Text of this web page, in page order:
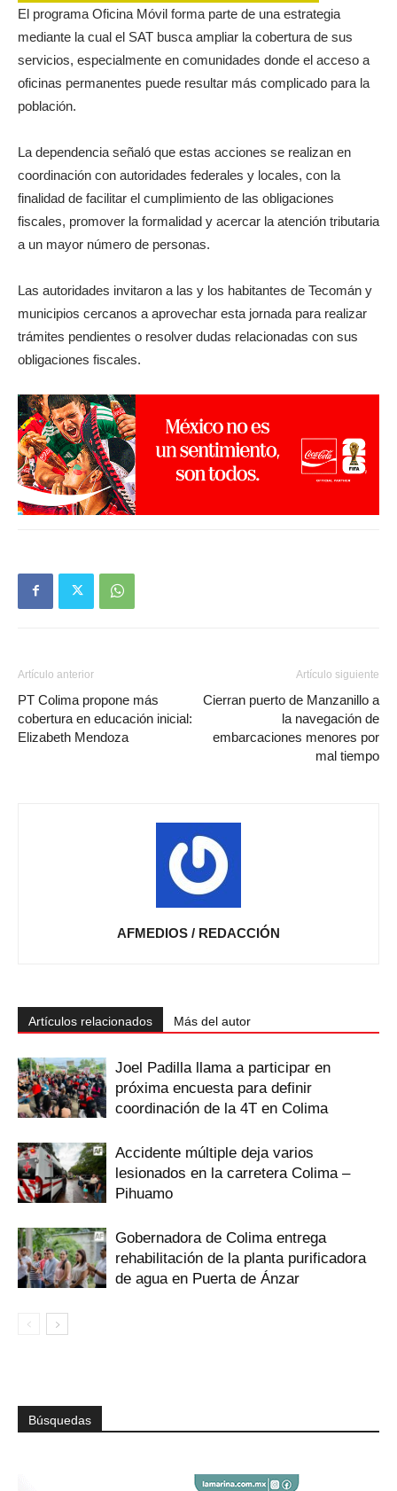
El programa Oficina Móvil forma parte de una estrategia
mediante la cual el SAT busca ampliar la cobertura de sus
servicios, especialmente en comunidades donde el acceso a
oficinas permanentes puede resultar más complicado para la
población.
La dependencia señaló que estas acciones se realizan en
coordinación con autoridades federales y locales, con la
finalidad de facilitar el cumplimiento de las obligaciones
fiscales, promover la formalidad y acercar la atención tributaria
a un mayor número de personas.
Las autoridades invitaron a las y los habitantes de Tecomán y
municipios cercanos a aprovechar esta jornada para realizar
trámites pendientes o resolver dudas relacionadas con sus
obligaciones fiscales.
Artículo anterior
PT Colima propone más
cobertura en educación inicial:
Elizabeth Mendoza
Artículo siguiente
Cierran puerto de Manzanillo a
la navegación de
embarcaciones menores por
mal tiempo
AFMEDIOS / REDACCIÓN
Artículos relacionados Más del autor
Joel Padilla llama a participar en
próxima encuesta para definir
coordinación de la 4T en Colima
Accidente múltiple deja varios
lesionados en la carretera Colima –
Pihuamo
Gobernadora de Colima entrega
rehabilitación de la planta purificadora
de agua en Puerta de Ánzar
Búsquedas